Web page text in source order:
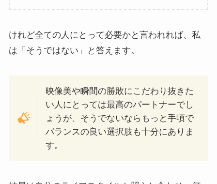
けれど全ての人にとって必要かと言われれば、私
は「そうではない」と答えます。
映像美や瞬間の勝敗にこだわり抜きた
い人にとっては最高のパートナーでし
ょうが、そうでないならもっと手頃で
バランスの良い選択肢も十分にありま
す。